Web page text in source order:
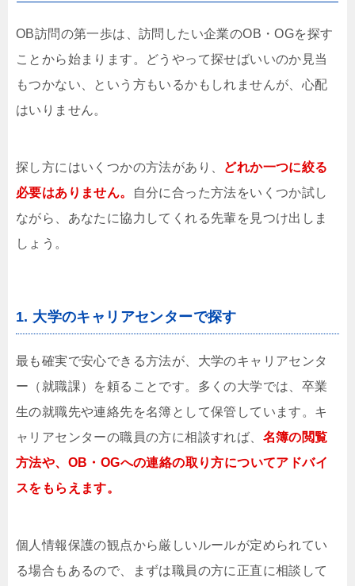
OB訪問の第一歩は、訪問したい企業のOB・OGを探す
ことから始まります。どうやって探せばいいのか見当
もつかない、という方もいるかもしれませんが、心配
はいりません。
探し方にはいくつかの方法があり、 どれか一つに絞る
必要はありません。
自分に合った方法をいくつか試し
ながら、あなたに協力してくれる先輩を見つけ出しま
しょう。
1. 大学のキャリアセンターで探す
最も確実で安心できる方法が、大学のキャリアセンタ
ー（就職課）を頼ることです。多くの大学では、卒業
生の就職先や連絡先を名簿として保管しています。キ
ャリアセンターの職員の方に相談すれば、 名簿の閲覧
方法や、OB・OGへの連絡の取り方についてアドバイ
スをもらえます。
個人情報保護の観点から厳しいルールが定められてい
る場合もあるので、まずは職員の方に正直に相談して